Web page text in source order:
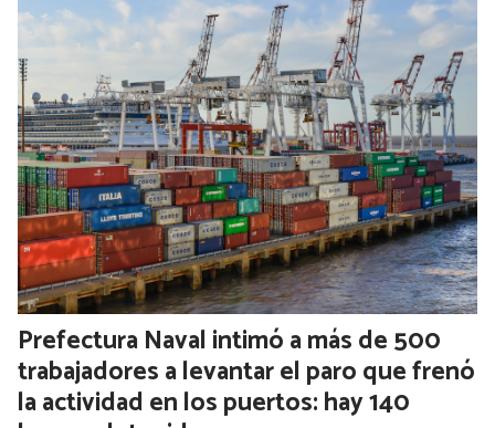
Peter Thiel vuelve a la Argentina tras
reunirse con Milei y Grabois: dónde dará
una charla
POLITICA
El miércoles
El cofundador de PayPal regresa al país para participar de la
cumbre "Vientos de Cambio", en un foro que reunirá a figuras
clave del Gobierno, economistas y empresarios. Su presencia
reaviva la expectativa por un posible nuevo cruce con Javier
Milei y por el peso político y tecnológico de su visita.